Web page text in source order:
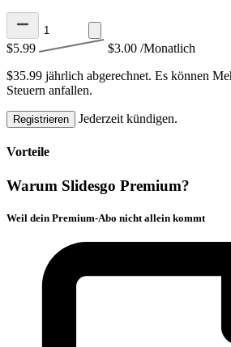
$5.99 $3.00 /Monatlich
$35.99 jährlich abgerechnet. Es können
Steuern anfallen.
Registrieren Jederzeit kündigen.
Vorteile
Warum Slidesgo Premium?
Weil dein Premium-Abo nicht allein kommt